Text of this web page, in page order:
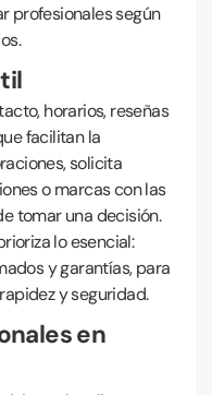
profesionales según
horarios, reseñas
facilitan la
solicita
o marcas con las
tomar una decisión.
lo esencial:
y garantías, para
y seguridad.
en